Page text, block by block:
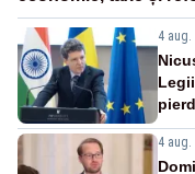
4 aug.
4 aug.